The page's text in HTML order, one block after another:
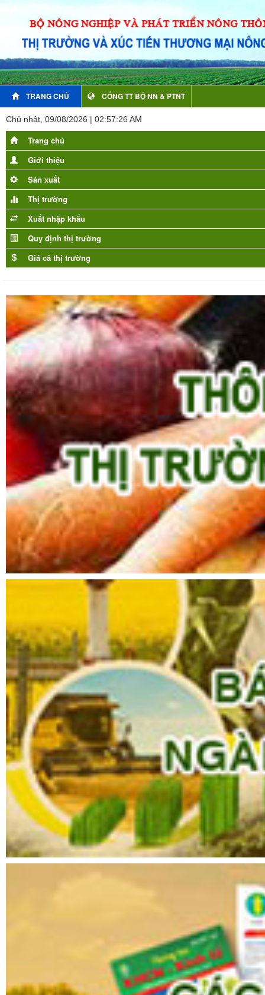
TRANG CHỦ CỔNG TT BỘ NN & PTNT
Chủ nhật, 09/08/2026 | 02:57:28 AM
Trang chủ
Giới thiệu
Sản xuất
Thị trường
Xuất nhập khẩu
Quy định thị trường
Giá cả thị trường